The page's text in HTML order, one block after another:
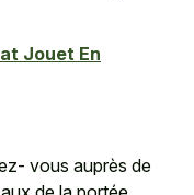
Jouet En
vous auprès de